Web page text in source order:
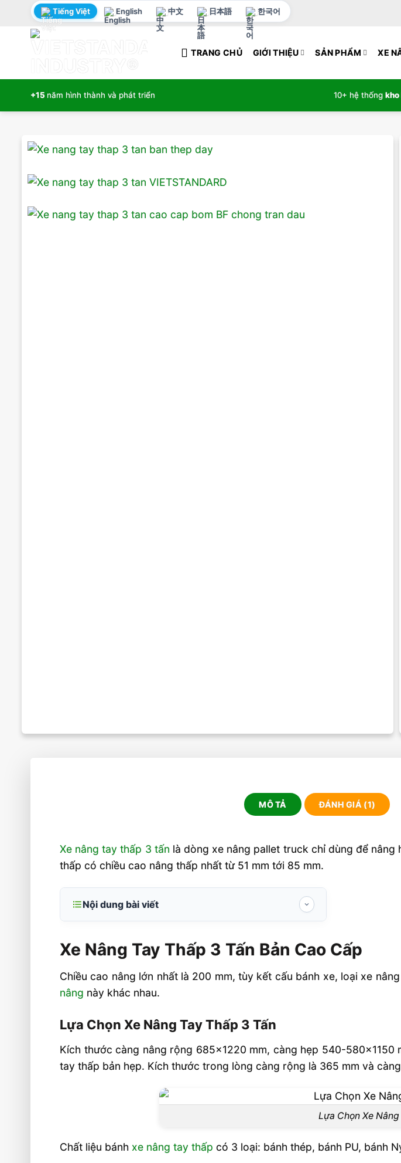
Tiếng Việt English 中文 日本語 한국어
TRANG CHỦ GIỚI THIỆU SẢN PHẨM XE
+15 năm hình thành và phát triển 10+ hệ thống kho
MÔ TẢ ĐÁNH GIÁ (1)
Xe nâng tay thấp 3 tấn là dòng xe nâng pallet truck chỉ dùng để
thấp có chiều cao nâng thấp nhất từ 51 mm tới 85 mm.
Nội dung bài viết
Lựa Chọn Xe Nâng Tay Thấp 3 Tấn
Thông số kỹ thuật xe nâng tay thấp 3 tấn
Cấu tạo thanh đẩy và thanh dằng xe nâng tay thấp
Liên hệ mua sản phẩm
Xe Nâng Tay Thấp 3 Tấn Bản Cao Cấp
Chiều cao nâng lớn nhất là 200 mm, tùy kết cấu bánh xe, loại xe
nâng này khác nhau.
Lựa Chọn Xe Nâng Tay Thấp 3 Tấn
Kích thước càng nâng rộng 685×1220 mm, càng hẹp 540-
tay thấp bản hẹp. Kích thước trong lòng càng rộng là 365 mm và
Lựa Chọn Xe
Chất liệu bánh xe nâng tay thấp có 3 loại: bánh thép, bánh PU, bánh